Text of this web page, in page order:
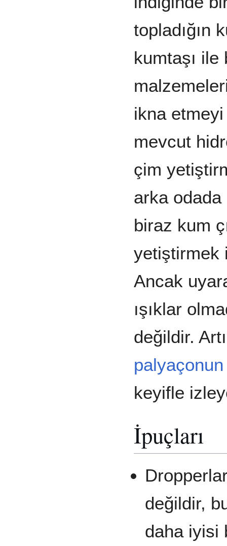
topladığın
kumtaşı
ikna
mevcut
çim
arka odada
biraz kum
yetiştirmek
Ancak
ışıklar
değildir.
palyaçonun
keyifle
İpuçları
değildir,
daha iyisi